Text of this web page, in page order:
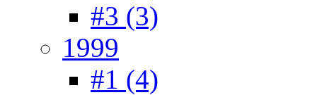
#3 (3)
1999
#1 (4)